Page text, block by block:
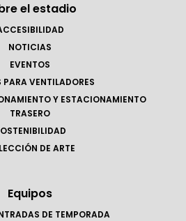
el estadio
NOTICIAS
EVENTOS
PARA VENTILADORES
Y ESTACIONAMIENTO
TRASERO
DE ARTE
Equipos
DE TEMPORADA